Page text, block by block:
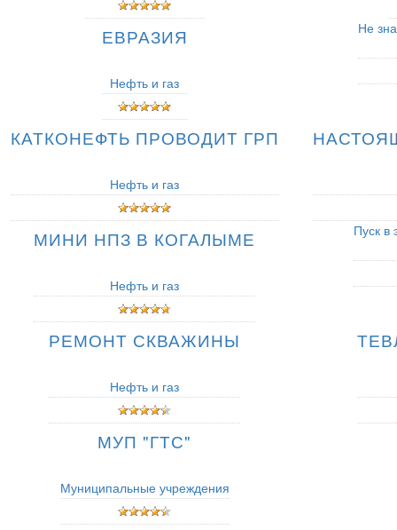
ЕВРАЗИЯ
Нефть и газ
Не
КАТКОНЕФТЬ ПРОВОДИТ ГРП
Нефть и газ
МИНИ НПЗ В КОГАЛЫМЕ
Нефть и газ
Пуск в
РЕМОНТ СКВАЖИНЫ
Нефть и газ
МУП "ГТС"
Муниципальные учреждения